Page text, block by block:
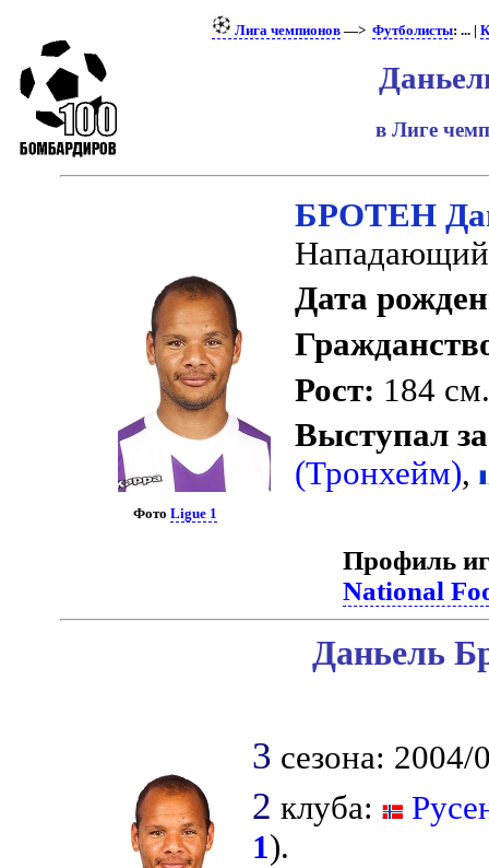
Лига чемпионов—> Футболисты: ... |
в Лиге
Фото Ligue 1
БРОТЕН
Дата
Рост: 184
Выступал
(Тронхейм),
Профиль
National
Даньель
3 сезона:
2 клуба:
1).